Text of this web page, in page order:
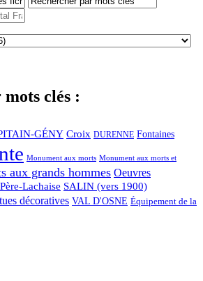
clés :
GÉNY Croix DURENNE Fontaines
Monument aux morts Monument aux morts et
aux grands hommes Oeuvres
Père-Lachaise SALIN (vers 1900)
décoratives VAL D'OSNE Équipement de la